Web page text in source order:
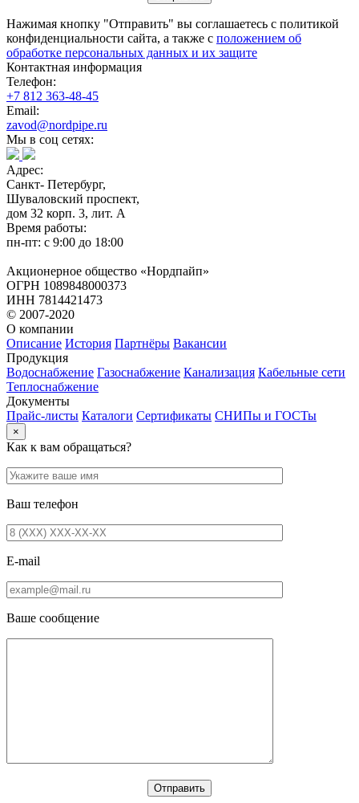
Нажимая кнопку "Отправить" вы соглашаетесь с политикой
конфиденциальности сайта, а также с положением об
обработке персональных данных и их защите
Контактная информация
Телефон:
+7 812 363-48-45
Email:
zavod@nordpipe.ru
Мы в соц сетях:
Адрес:
Санкт- Петербург,
Шуваловский проспект,
дом 32 корп. 3, лит. А
Время работы:
пн-пт: с 9:00 до 18:00
Акционерное общество «Нордпайп»
ОГРН 1089848000373
ИНН 7814421473
© 2007-2020
О компании
Описание История Партнёры Вакансии
Продукция
Водоснабжение Газоснабжение Канализация Кабельные сети
Теплоснабжение
Документы
Прайс-листы Каталоги Сертификаты СНИПы и ГОСТы
×
Как к вам обращаться?
Ваш телефон
E-mail
Ваше сообщение